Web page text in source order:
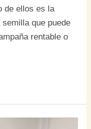
de ellos es la
que puede
rentable o